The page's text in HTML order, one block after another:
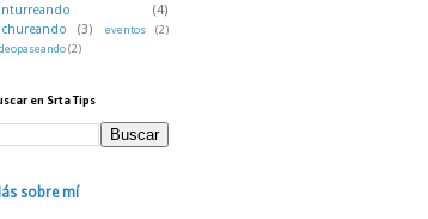
(4)
(3) eventos
(2)
(2)
en Srta Tips
sobre mí